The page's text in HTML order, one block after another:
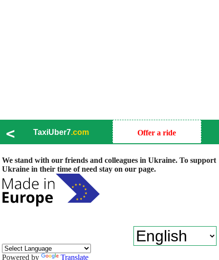
< TaxiUber7.com Offer a ride
We stand with our friends and colleagues in Ukraine. To support
Ukraine in their time of need stay on our page.
Powered by Translate